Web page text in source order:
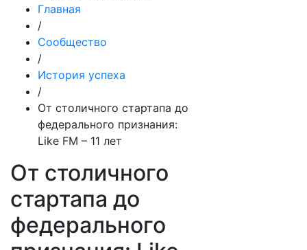
Главная
/
Сообщество
/
История успеха
/
От столичного стартапа до
федерального признания:
Like FM – 11 лет
От столичного
стартапа до
федерального